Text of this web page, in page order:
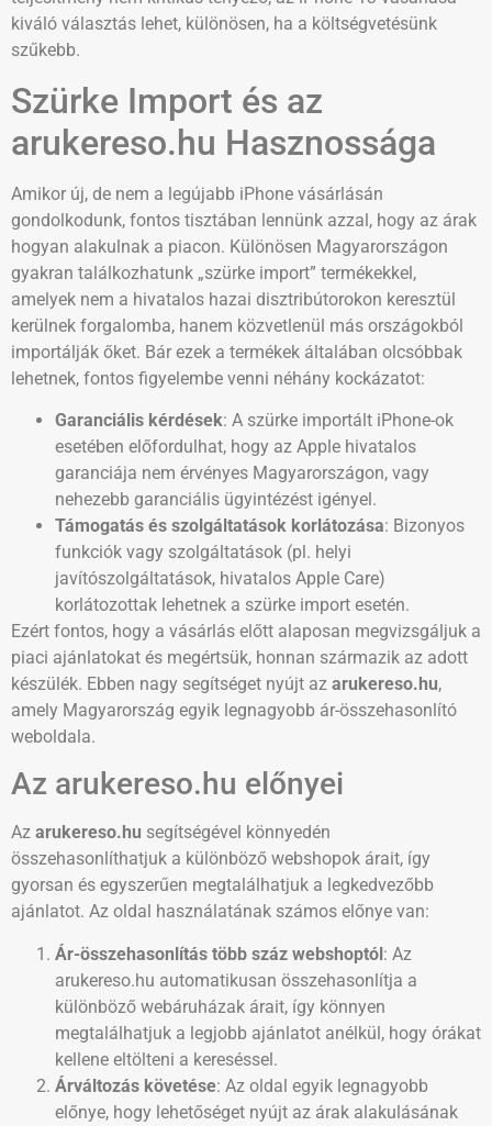
kiváló választás lehet, különösen, ha a költségvetésünk
szűkebb.
Szürke Import és az
arukereso.hu Hasznossága
Amikor új, de nem a legújabb iPhone vásárlásán
gondolkodunk, fontos tisztában lennünk azzal, hogy az árak
hogyan alakulnak a piacon. Különösen Magyarországon
gyakran találkozhatunk „szürke import” termékekkel,
amelyek nem a hivatalos hazai disztribútorokon keresztül
kerülnek forgalomba, hanem közvetlenül más országokból
importálják őket. Bár ezek a termékek általában olcsóbbak
lehetnek, fontos figyelembe venni néhány kockázatot:
Garanciális kérdések: A szürke importált iPhone-ok
esetében előfordulhat, hogy az Apple hivatalos
garanciája nem érvényes Magyarországon, vagy
nehezebb garanciális ügyintézést igényel.
Támogatás és szolgáltatások korlátozása: Bizonyos
funkciók vagy szolgáltatások (pl. helyi
javítószolgáltatások, hivatalos Apple Care)
korlátozottak lehetnek a szürke import esetén.
Ezért fontos, hogy a vásárlás előtt alaposan megvizsgáljuk a
piaci ajánlatokat és megértsük, honnan származik az adott
készülék. Ebben nagy segítséget nyújt az arukereso.hu,
amely Magyarország egyik legnagyobb ár-összehasonlító
weboldala.
Az arukereso.hu előnyei
Az arukereso.hu segítségével könnyedén
összehasonlíthatjuk a különböző webshopok árait, így
gyorsan és egyszerűen megtalálhatjuk a legkedvezőbb
ajánlatot. Az oldal használatának számos előnye van:
Ár-összehasonlítás több száz webshoptól: Az
arukereso.hu automatikusan összehasonlítja a
különböző webáruházak árait, így könnyen
megtalálhatjuk a legjobb ajánlatot anélkül, hogy órákat
kellene eltölteni a kereséssel.
Árváltozás követése: Az oldal egyik legnagyobb
előnye, hogy lehetőséget nyújt az árak alakulásának